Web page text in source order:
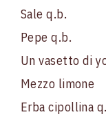
Sale q.b.
Pepe q.b.
Un vasetto di
Mezzo limone
Erba cipollina